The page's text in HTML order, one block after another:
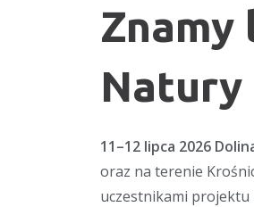
Natury
11–12 lipca 2026
oraz na terenie
uczestnikami projektu